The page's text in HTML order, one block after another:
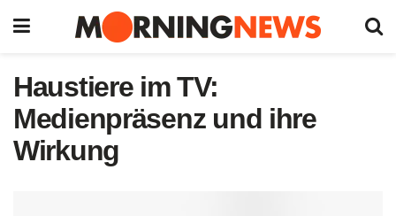
Haustiere im TV:
Medienpräsenz und ihre
Wirkung